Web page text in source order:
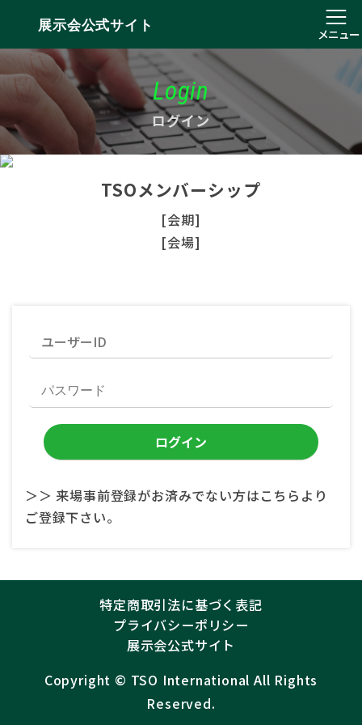
展示会公式サイト
メニュー
Login
ログイン
TSOメンバーシップ
[会期]
[会場]
＞＞ 来場事前登録がお済みでない方はこちらより
ご登録下さい。
特定商取引法に基づく表記
プライバシーポリシー
展示会公式サイト
Copyright ©︎ TSO International All Rights
Reserved.